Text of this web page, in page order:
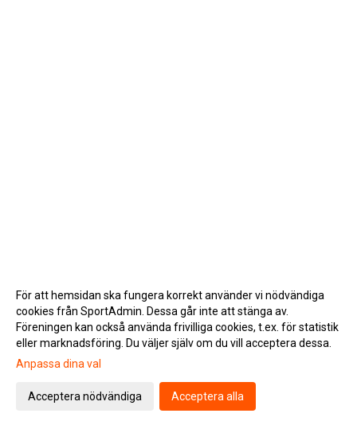
Gå till Webbversion
För att hemsidan ska fungera korrekt använder vi nödvändiga
cookies från SportAdmin. Dessa går inte att stänga av.
Föreningen kan också använda frivilliga cookies, t.ex. för statistik
eller marknadsföring. Du väljer själv om du vill acceptera dessa.
Anpassa dina val
Acceptera nödvändiga Acceptera alla